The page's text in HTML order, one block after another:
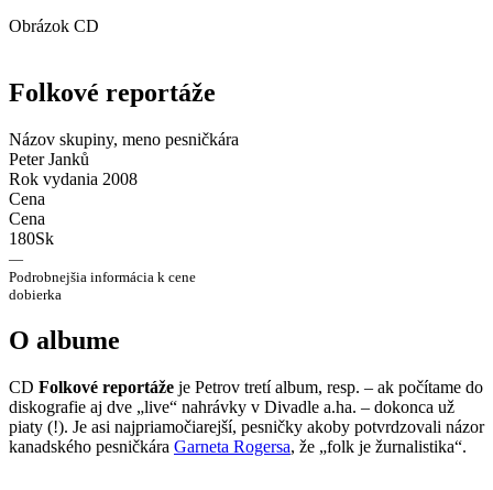
Obrázok CD
Folkové reportáže
Názov skupiny, meno pesničkára
Peter Janků
Rok vydania 2008
Cena
Cena
180Sk
—
Podrobnejšia informácia k cene
dobierka
O albume
CD Folkové reportáže je Petrov tretí album, resp. – ak počítame do
diskografie aj dve „live“ nahrávky v Divadle a.ha. – dokonca už
piaty (!). Je asi najpriamočiarejší, pesničky akoby potvrdzovali názor
kanadského pesničkára Garneta Rogersa, že „folk je žurnalistika“.